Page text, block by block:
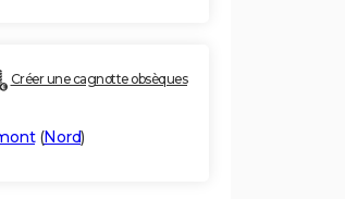
Créer une cagnotte obsèques
(Nord)